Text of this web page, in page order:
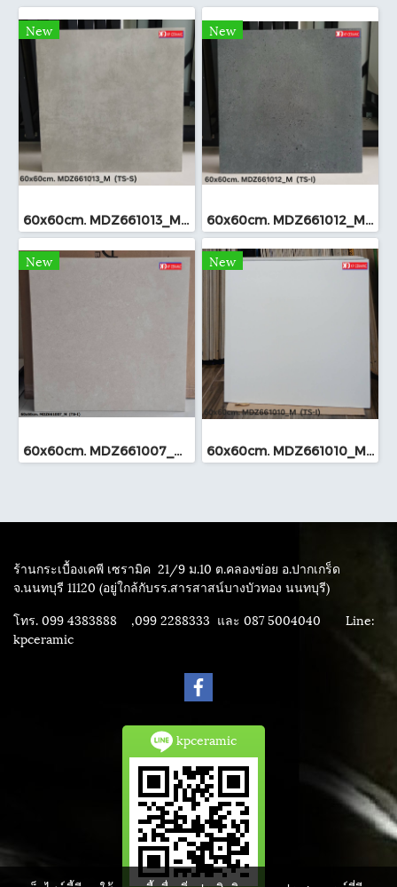
New
60x60cm. MDZ661013_M (TS-I)
New
60x60cm. MDZ661012_M (TS-I)
New
60x60cm. MDZ661007_M (TS-I)
New
60x60cm. MDZ661010_M (TS-I)
ร้านกระเบื้องเคพี เซรามิค 21/9 ม.10 ต.คลองข่อย อ.ปากเกร็ด
จ.นนทบุรี 11120 (อยู่ใกล้กับรร.สารสาสน์บางบัวทอง นนทบุรี)
โทร. 099 4383888 ,099 2288333 และ 087 5004040 Line:
kpceramic
kpceramic